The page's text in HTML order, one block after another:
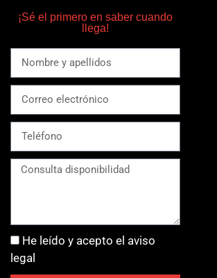
¡Sé el primero en saber cuando
llega!
He leído y acepto el aviso
legal